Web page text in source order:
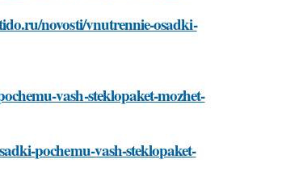
novosti/vnutrennie-osadki-
vash-steklopaket-mozhet-
pochemu-vash-steklopaket-